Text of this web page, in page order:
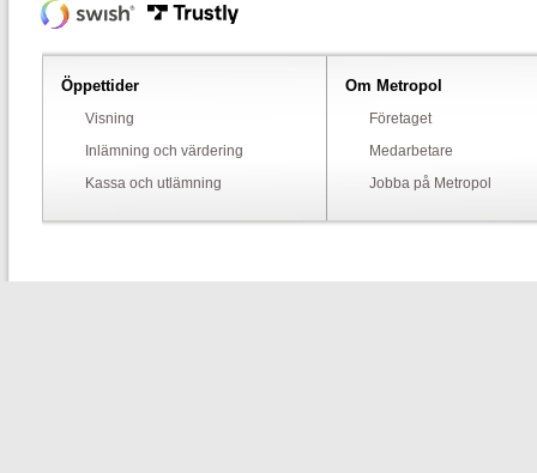
Öppettider
Visning
Inlämning och värdering
Kassa och utlämning
Om Metropol
Företaget
Medarbetare
Jobba på Metropol